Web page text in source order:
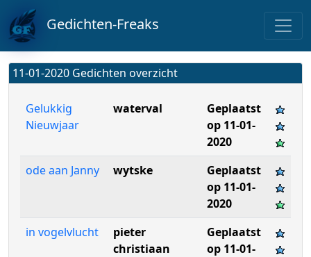
Gedichten-Freaks
11-01-2020 Gedichten overzicht
Gelukkig
Nieuwjaar
waterval
Geplaatst
op 11-01-
2020
ode aan Janny
wytske
Geplaatst
op 11-01-
2020
in vogelvlucht
pieter
christiaan
Geplaatst
op 11-01-